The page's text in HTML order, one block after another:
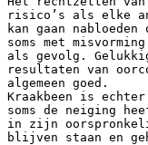
risico’s als elke
kan gaan
soms met
als gevolg.
resultaten van
algemeen goed.
Kraakbeen is
soms de neiging
in zijn
blijven staan en